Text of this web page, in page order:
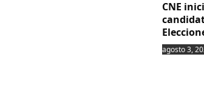
CNE
agosto 3,